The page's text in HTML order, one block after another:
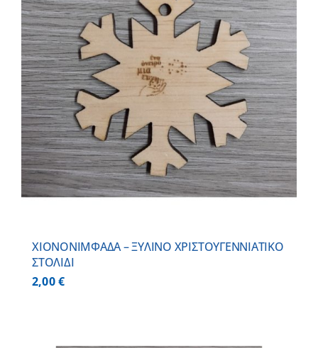
ΧΙΟΝΟΝΙΜΦΑΔΑ – ΞΥΛΙΝO ΧΡΙΣΤΟΥΓΕΝΝΙΑΤΙΚO
ΣΤΟΛΙΔΙ
2,00€